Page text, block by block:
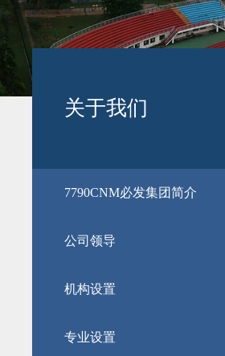
关于我们
​7790CNM必发集团简介
公司领导
机构设置
专业设置